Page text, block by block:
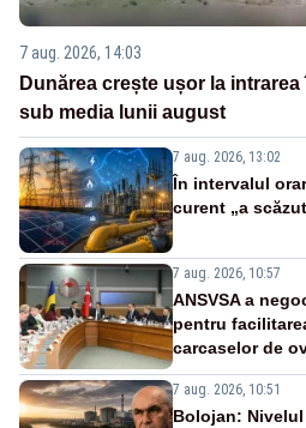
7 aug. 2026, 14:03
Dunărea crește ușor la
sub media lunii august
7 aug. 2026, 13:02
În intervalul
curent „a
7 aug. 2026, 10:57
ANSVSA a
pentru
carcaselor de
7 aug. 2026, 10:51
Bolojan: